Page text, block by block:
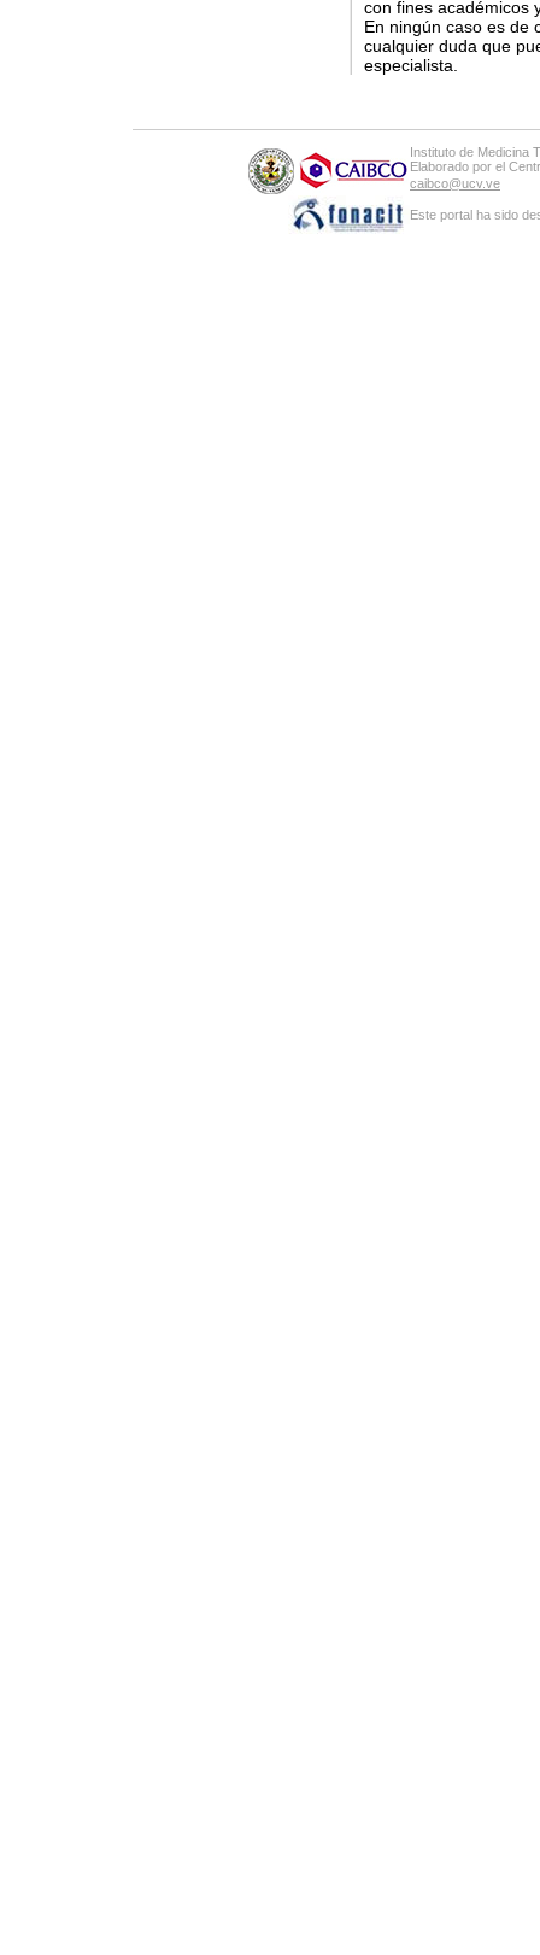
con fines académicos
En ningún caso es de
cualquier duda que
especialista.
Instituto de Medicina
Elaborado por el
caibco@ucv.ve
Este portal ha sido